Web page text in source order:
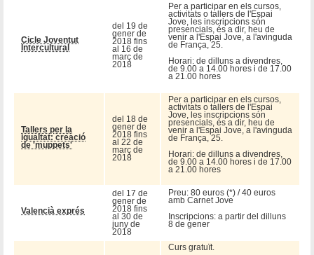
Cicle Joventut
Intercultural
del 19 de
gener de
2018 fins
al 16 de
març de
2018
Per a participar en els cursos,
activitats o tallers de l'Espai
Jove, les inscripcions són
presencials, és a dir, heu de
venir a l'Espai Jove, a l'avinguda
de França, 25.
Horari: de dilluns a divendres,
de 9.00 a 14.00 hores i de 17.00
a 21.00 hores
Tallers per la
igualtat: creació
de 'muppets'
del 18 de
gener de
2018 fins
al 22 de
març de
2018
Per a participar en els cursos,
activitats o tallers de l'Espai
Jove, les inscripcions són
presencials, és a dir, heu de
venir a l'Espai Jove, a l'avinguda
de França, 25.
Horari: de dilluns a divendres,
de 9.00 a 14.00 hores i de 17.00
a 21.00 hores
Valencià exprés
del 17 de
gener de
2018 fins
al 30 de
juny de
2018
Preu: 80 euros (*) / 40 euros
amb Carnet Jove
Inscripcions: a partir del dilluns
8 de gener
Curs gratuït.